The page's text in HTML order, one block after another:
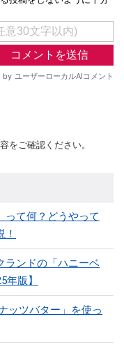
をご確認ください。
って何？どうやって
ランドの「ハニーベ
版】
ッツバター」を使っ